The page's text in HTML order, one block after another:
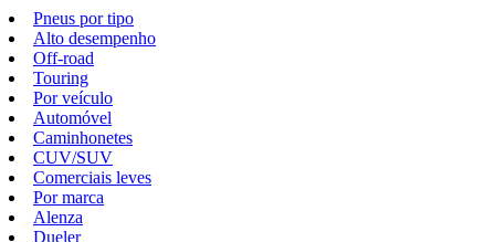
Pneus por tipo
Alto desempenho
Off-road
Touring
Por veículo
Automóvel
Caminhonetes
CUV/SUV
Comerciais leves
Por marca
Alenza
Dueler